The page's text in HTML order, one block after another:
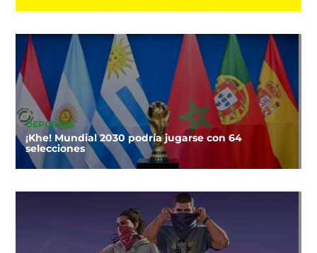
DEPORTES
¡Khe! Mundial 2030 podría jugarse con 64
selecciones